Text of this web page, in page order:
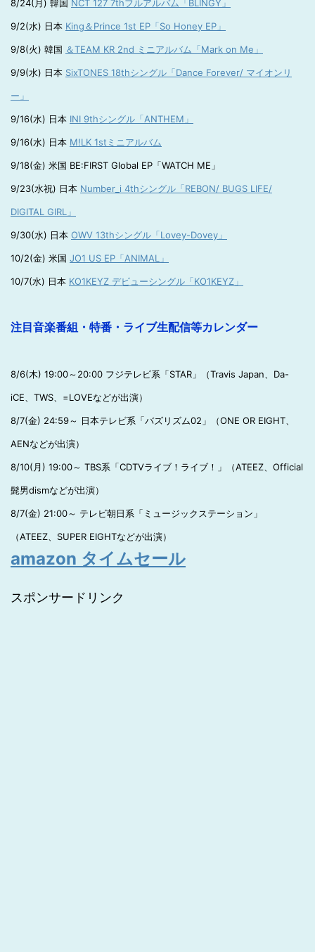
8/24(月) 韓国 NCT 127 7thフルアルバム「BLINGY」
9/2(水) 日本 King＆Prince 1st EP「So Honey EP」
9/8(火) 韓国 ＆TEAM KR 2nd ミニアルバム「Mark on Me」
9/9(水) 日本 SixTONES 18thシングル「Dance Forever/ マイオンリ
ー」
9/16(水) 日本 INI 9thシングル「ANTHEM」
9/16(水) 日本 M!LK 1stミニアルバム
9/18(金) 米国 BE:FIRST Global EP「WATCH ME」
9/23(水祝) 日本 Number_i 4thシングル「REBON/ BUGS LIFE/
DIGITAL GIRL」
9/30(水) 日本 OWV 13thシングル「Lovey-Dovey」
10/2(金) 米国 JO1 US EP「ANIMAL」
10/7(水) 日本 KO1KEYZ デビューシングル「KO1KEYZ」
注目音楽番組・特番・ライブ生配信等カレンダー
8/6(木) 19:00～20:00 フジテレビ系「STAR」（Travis Japan、Da-
iCE、TWS、=LOVEなどが出演）
8/7(金) 24:59～ 日本テレビ系「バズリズム02」（ONE OR EIGHT、
AENなどが出演）
8/10(月) 19:00～ TBS系「CDTVライブ！ライブ！」（ATEEZ、Official
髭男dismなどが出演）
8/7(金) 21:00～ テレビ朝日系「ミュージックステーション」
（ATEEZ、SUPER EIGHTなどが出演）
amazon タイムセール
スポンサードリンク